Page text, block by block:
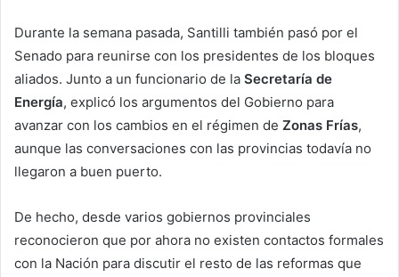
Durante la semana pasada, Santilli también pasó por el
Senado para reunirse con los presidentes de los bloques
aliados. Junto a un funcionario de la Secretaría de
Energía, explicó los argumentos del Gobierno para
avanzar con los cambios en el régimen de Zonas Frías,
aunque las conversaciones con las provincias todavía no
llegaron a buen puerto.
De hecho, desde varios gobiernos provinciales
reconocieron que por ahora no existen contactos formales
con la Nación para discutir el resto de las reformas que